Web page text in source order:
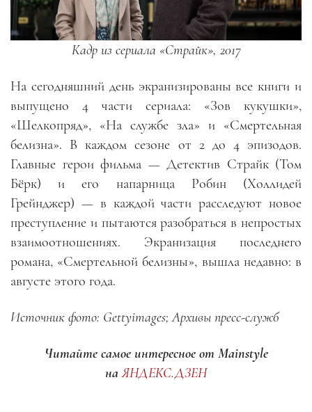
Кадр из сериала «Страйк», 2017
На сегодняшний день экранизированы все книги и
выпущено 4 части сериала: «Зов кукушки»,
«Шелкопряд», «На службе зла» и «Смертельная
белизна». В каждом сезоне от 2 до 4 эпизодов.
Главные герои фильма — Детектив Страйк (Том
Бёрк) и его напарница Робин (Холлидей
Грейнджер) — в каждой части расследуют новое
преступление и пытаются разобраться в непростых
взаимоотношениях. Экранизация последнего
романа, «Смертельной белизны», вышла недавно: в
августе этого года.
Источник фото: Gettyimages; Архивы пресс-служб
Читайте самое интересное от Mainstyle
наЯНДЕКС.ДЗЕН